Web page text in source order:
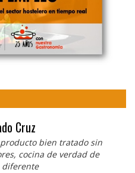
Cruz
bien tratado sin
cocina de verdad de
diferente